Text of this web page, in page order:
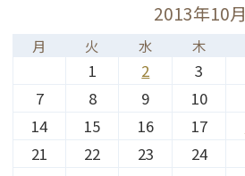
2013年10月
月 火 水 木
1 2 3
7
8 9 10
14
15 16 17
21
22 23 24